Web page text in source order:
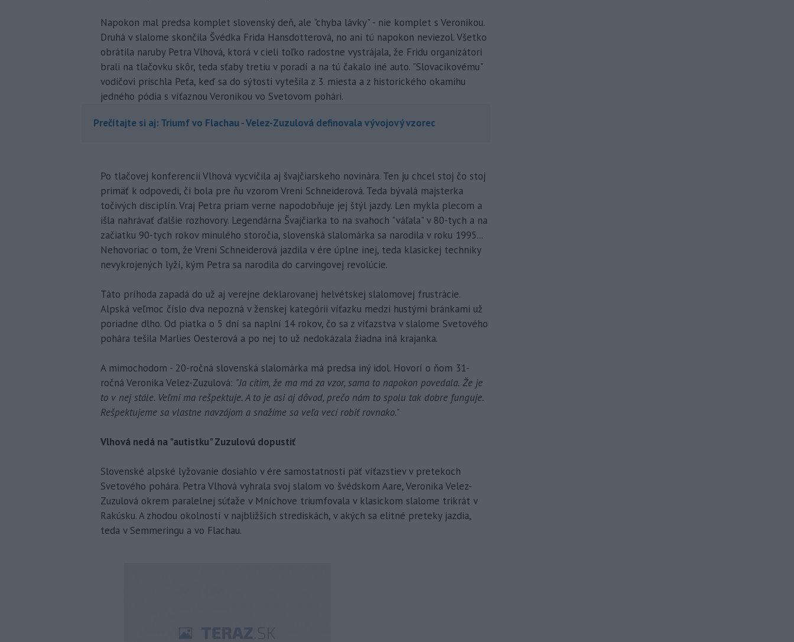
Napokon mal predsa komplet slovenský deň, ale "chyba lávky" - nie komplet s Veronikou.
Druhá v slalome skončila Švédka Frida Hansdotterová, no ani tú napokon neviezol. Všetko
obrátila naruby Petra Vlhová, ktorá v cieli toľko radostne vystrájala, že Fridu organizátori
brali na tlačovku skôr, teda sťaby tretiu v poradí a na tú čakalo iné auto. "Slovacikovému"
vodičovi prischla Peťa, keď sa do sýtosti vytešila z 3. miesta a z historického okamihu
jedného pódia s víťaznou Veronikou vo Svetovom pohári.
Prečítajte si aj: Triumf vo Flachau - Velez-Zuzulová definovala vývojový vzorec
Po tlačovej konferencii Vlhová vycvičila aj švajčiarskeho novinára. Ten ju chcel stoj čo stoj
primäť k odpovedi, či bola pre ňu vzorom Vreni Schneiderová. Teda bývalá majsterka
točivých disciplín. Vraj Petra priam verne napodobňuje jej štýl jazdy. Len mykla plecom a
išla nahrávať ďalšie rozhovory. Legendárna Švajčiarka to na svahoch "váľala" v 80-tych a na
začiatku 90-tych rokov minulého storočia, slovenská slalomárka sa narodila v roku 1995...
Nehovoriac o tom, že Vreni Schneiderová jazdila v ére úplne inej, teda klasickej techniky
nevykrojených lyží, kým Petra sa narodila do carvingovej revolúcie.
Táto príhoda zapadá do už aj verejne deklarovanej helvétskej slalomovej frustrácie.
Alpská veľmoc číslo dva nepozná v ženskej kategórii víťazku medzi hustými bránkami už
poriadne dlho. Od piatka o 5 dní sa naplní 14 rokov, čo sa z víťazstva v slalome Svetového
pohára tešila Marlies Oesterová a po nej to už nedokázala žiadna iná krajanka.
A mimochodom - 20-ročná slovenská slalomárka má predsa iný idol. Hovorí o ňom 31-
ročná Veronika Velez-Zuzulová: "Ja cítim, že ma má za vzor, sama to napokon povedala. Že je
to v nej stále. Veľmi ma rešpektuje. A to je asi aj dôvod, prečo nám to spolu tak dobre funguje.
Rešpektujeme sa vlastne navzájom a snažíme sa veľa vecí robiť rovnako."
Vlhová nedá na "autistku" Zuzulovú dopustiť
Slovenské alpské lyžovanie dosiahlo v ére samostatnosti päť víťazstiev v pretekoch
Svetového pohára. Petra Vlhová vyhrala svoj slalom vo švédskom Aare, Veronika Velez-
Zuzulová okrem paralelnej súťaže v Mníchove triumfovala v klasickom slalome trikrát v
Rakúsku. A zhodou okolností v najbližších strediskách, v akých sa elitné preteky jazdia,
teda v Semmeringu a vo Flachau.